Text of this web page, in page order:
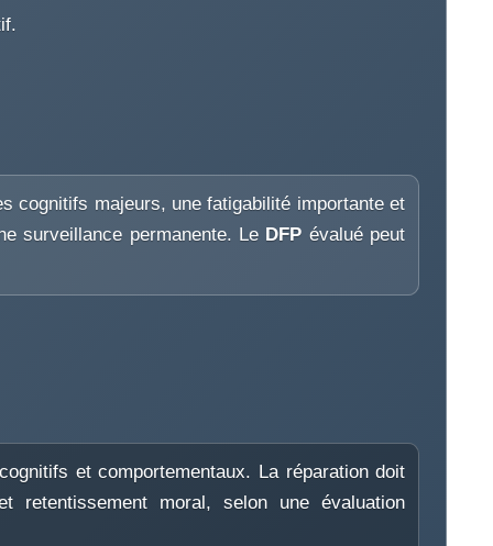
cognitifs majeurs, une fatigabilité importante et
surveillance permanente. Le DFP évalué peut
et comportementaux. La réparation doit
moral, selon une évaluation